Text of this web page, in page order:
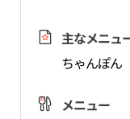
主なメニュ
ちゃんぽん
メニュー